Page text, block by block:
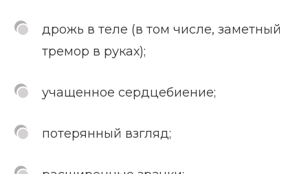
дрожь в теле (в том числе, заметный
тремор в руках);
учащенное сердцебиение;
потерянный взгляд;